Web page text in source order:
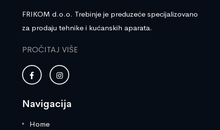
FRIKOM d.o.o. Trebinje je preduzeće specijalizovano
za prodaju tehnike i kućanskih aparata.
PROČITAJ VIŠE
Navigacija
Home